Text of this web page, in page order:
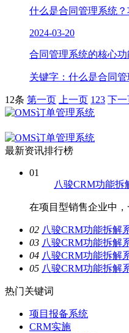
什么是合同管理系统？
2024-03-20
合同管理系统的核心
关键字：什么是合同
12条 第一页 上一页 1 23 下一
最新资讯排行榜
01
八骏CRM功能拆
在项目型销售企业中
02 八骏CRM功能拆解
03 八骏CRM功能拆解
04 八骏CRM功能拆解
05 八骏CRM功能拆解
热门关键词
项目报备系统
CRM实施